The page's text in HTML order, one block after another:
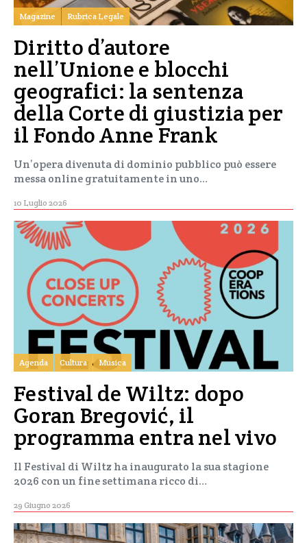
Magazine Rubrica Legale
Diritto d’autore
nell’Unione e blocchi
geografici: la sentenza
della Corte di giustizia per
il Fondo Anne Frank
Un’opera divenuta di dominio pubblico può essere
messa online gratuitamente in uno…
10 Luglio 2026
Agenda Cultura Musica
Festival de Wiltz: dopo
Goran Bregović, il
programma entra nel vivo
Il Festival di Wiltz ha inaugurato la sua stagione
2026 con un fine settimana ricco di…
29 Giugno 2026